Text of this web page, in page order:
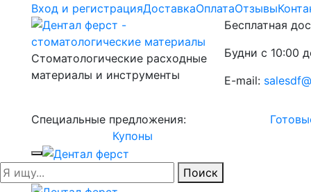
Вход и регистрацияДоставкаОплатаОтзывы
Стоматологические расходные
материалы и инструменты
Бесплатная
Будни с 10:00
E-mail:
Специальные предложения:
Купоны
Поиск